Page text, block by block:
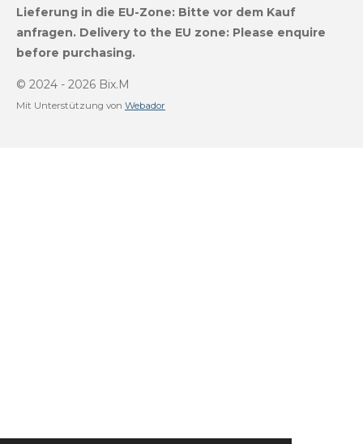
t
a
r
m
T
u
e
k
T
o
t
s
p
Lieferung in die EU-Zone: Bitte vor dem Kauf
anfragen. Delivery to the EU zone: Please enquire
before purchasing.
© 2024 - 2026 Bix.M
Mit Unterstützung von Webador